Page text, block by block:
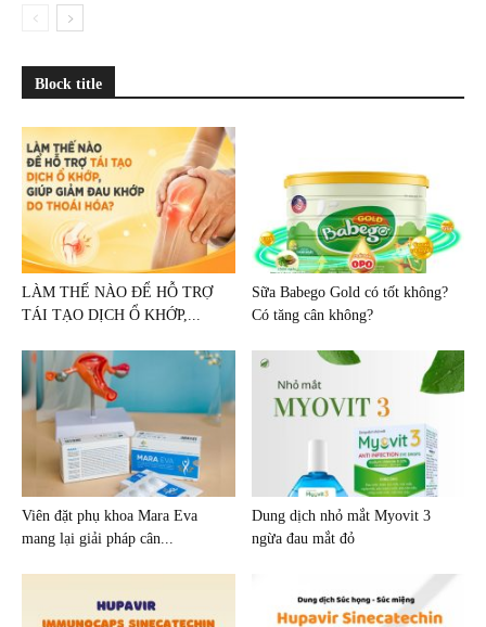
Block title
LÀM THẾ NÀO ĐỂ HỖ TRỢ
TÁI TẠO DỊCH Ổ KHỚP,...
Sữa Babego Gold có tốt không?
Có tăng cân không?
Viên đặt phụ khoa Mara Eva
mang lại giải pháp cân...
Dung dịch nhỏ mắt Myovit 3
ngừa đau mắt đỏ